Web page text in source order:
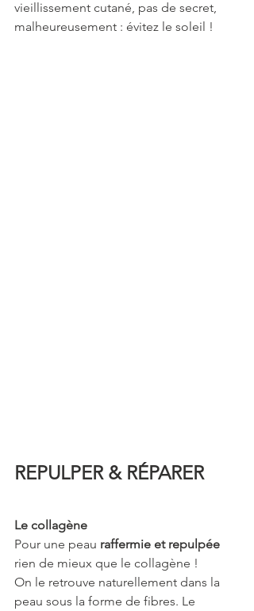
vieillissement cutané, pas de secret,
malheureusement : évitez le soleil !
REPULPER & RÉPARER
Le collagène
Pour une peau raffermie et repulpée
rien de mieux que le collagène !
On le retrouve naturellement dans la
peau sous la forme de fibres. Le